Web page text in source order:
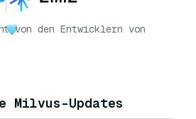
von den Entwicklern von
Milvus-Updates